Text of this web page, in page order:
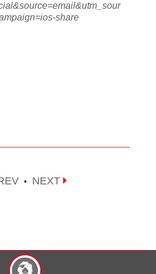
share
• NEXT